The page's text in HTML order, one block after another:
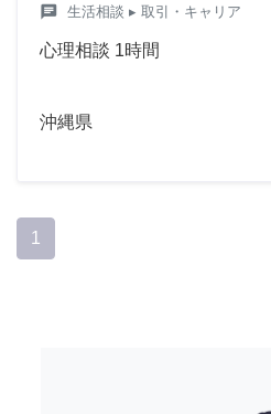
chat 生活相談 ▸ 取引・キャリア
心理相談 1時間
沖縄県
1